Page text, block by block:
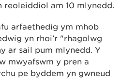
reoleiddiol am 10 mlynedd.
arfaethedig ym mhob
yn rhoi’r "rhagolwg
ar sail pum mlynedd. Y
mwyafswm y pren a
pe byddem yn gwneud